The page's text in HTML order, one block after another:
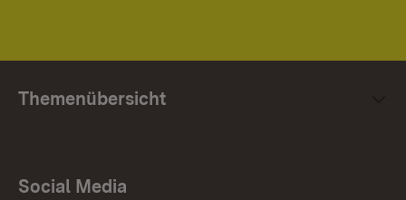
Themenübersicht
Social Media